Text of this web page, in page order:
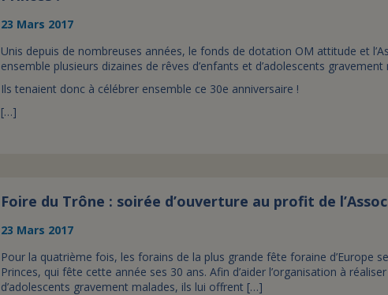
23 Mars 2017
Unis depuis de nombreuses années, le fonds de dotation OM attitude et
ensemble plusieurs dizaines de rêves d’enfants et d’adolescents gravement
Ils tenaient donc à célébrer ensemble ce 30e anniversaire !
[…]
Foire du Trône : soirée d’ouverture au profit de
23 Mars 2017
Pour la quatrième fois, les forains de la plus grande fête foraine d’Europe
Princes, qui fête cette année ses 30 ans. Afin d’aider l’organisation à
d’adolescents gravement malades, ils lui offrent […]